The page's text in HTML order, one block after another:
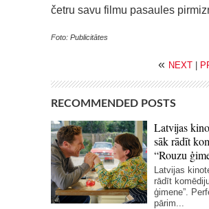
četru savu filmu pasaules
Foto: Publicitātes
« NEXT
RECOMMENDED POSTS
Latvijas
sāk rādīt
“Rouzu
Latvijas
rādīt
ģimene”.
pārim...